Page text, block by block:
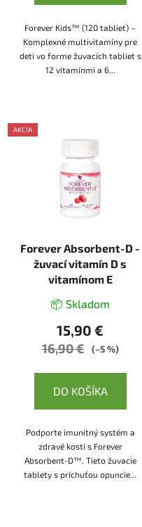
Forever Kids™ (120 tabliet) –
Komplexné multivitamíny pre
deti vo forme žuvacích tabliet s
12 vitamínmi a 6...
AKCIA
Forever Absorbent-D -
žuvací vitamín D s
vitamínom E
📦 Skladom
15,90 €
16,90 € (–5 %)
DO KOŠÍKA
Podporte imunitný systém a
zdravé kosti s Forever
Absorbent-D™. Tieto žuvacie
tablety s príchuťou opuncie...